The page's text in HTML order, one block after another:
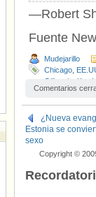
—Robert
Fuente
Mudejarillo
Chicago
Gillespie
Ky.
Grace and St.
Avila,
Comentarios
¿Nueva
Estonia se
sexo
Copyright ©